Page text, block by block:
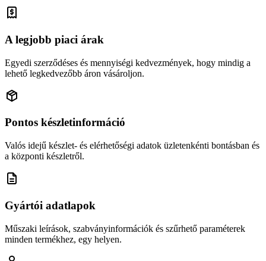
A legjobb piaci árak
Egyedi szerződéses és mennyiségi kedvezmények, hogy mindig a
lehető legkedvezőbb áron vásároljon.
Pontos készletinformáció
Valós idejű készlet- és elérhetőségi adatok üzletenkénti bontásban és
a központi készletről.
Gyártói adatlapok
Műszaki leírások, szabványinformációk és szűrhető paraméterek
minden termékhez, egy helyen.